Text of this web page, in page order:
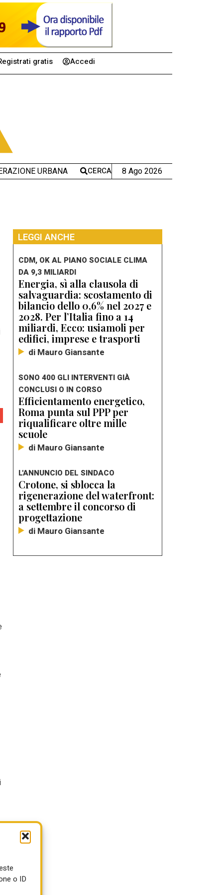
o ID
gratis Accedi
URBANA CERCA 8 Ago 2026
LEGGI ANCHE
CDM, OK AL PIANO SOCIALE CLIMA
DA 9,3 MILIARDI
Energia, sì alla clausola di
salvaguardia: scostamento di
bilancio dello 0,6% nel 2027 e
2028. Per l’Italia fino a 14
miliardi, Ecco: usiamoli per
edifici, imprese e trasporti
di Mauro Giansante
SONO 400 GLI INTERVENTI GIÀ
CONCLUSI O IN CORSO
Efficientamento energetico,
Roma punta sul PPP per
riqualificare oltre mille
scuole
di Mauro Giansante
L'ANNUNCIO DEL SINDACO
Crotone, si sblocca la
rigenerazione del waterfront:
a settembre il concorso di
progettazione
di Mauro Giansante